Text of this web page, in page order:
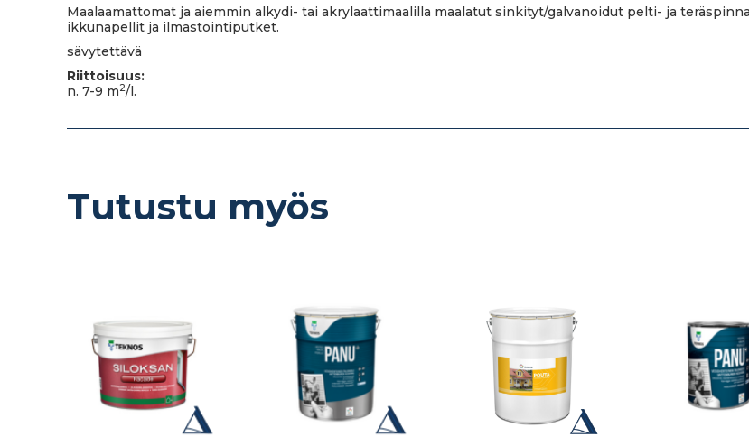
Maalaamattomat ja aiemmin alkydi- tai akrylaattimaalilla maalatut sinkityt/galvanoidut pelti- ja
ikkunapellit ja ilmastointiputket.
sävytettävä
Riittoisuus:
n. 7-9 m2/l.
Tutustu myös